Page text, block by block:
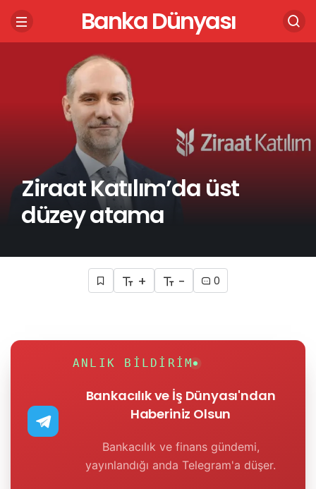
Banka Dünyası
Ziraat Katılım’da üst
düzey atama
+ - 0
ANLIK BILDIRIM
Bankacılık ve İş Dünyası'ndan
Haberiniz Olsun
Bankacılık ve finans gündemi,
yayınlandığı anda Telegram'a düşer.